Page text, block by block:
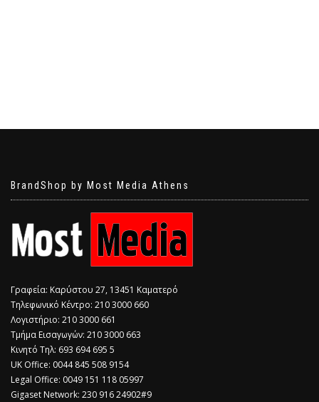
BrandShop by Most Media Athens
Γραφεία: Καρύστου 27, 13451 Καματερό
Τηλεφωνικό Κέντρο: 210 3000 660
Λογιστήριο: 210 3000 661
Τμήμα Εισαγωγών: 210 3000 663
Κινητό Τηλ: 693 694 695 5
​UK Office: 0044 845 508 9154
Legal Office: 0049 151 118 05997
Gigaset Network: 230 916 24902#9